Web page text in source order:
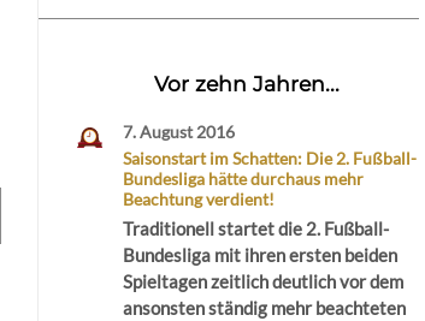
Vor zehn Jahren...
7. August 2016
Saisonstart im Schatten: Die 2. Fußball-
Bundesliga hätte durchaus mehr
Beachtung verdient!
Traditionell startet die 2. Fußball-
Bundesliga mit ihren ersten beiden
Spieltagen zeitlich deutlich vor dem
ansonsten ständig mehr beachteten